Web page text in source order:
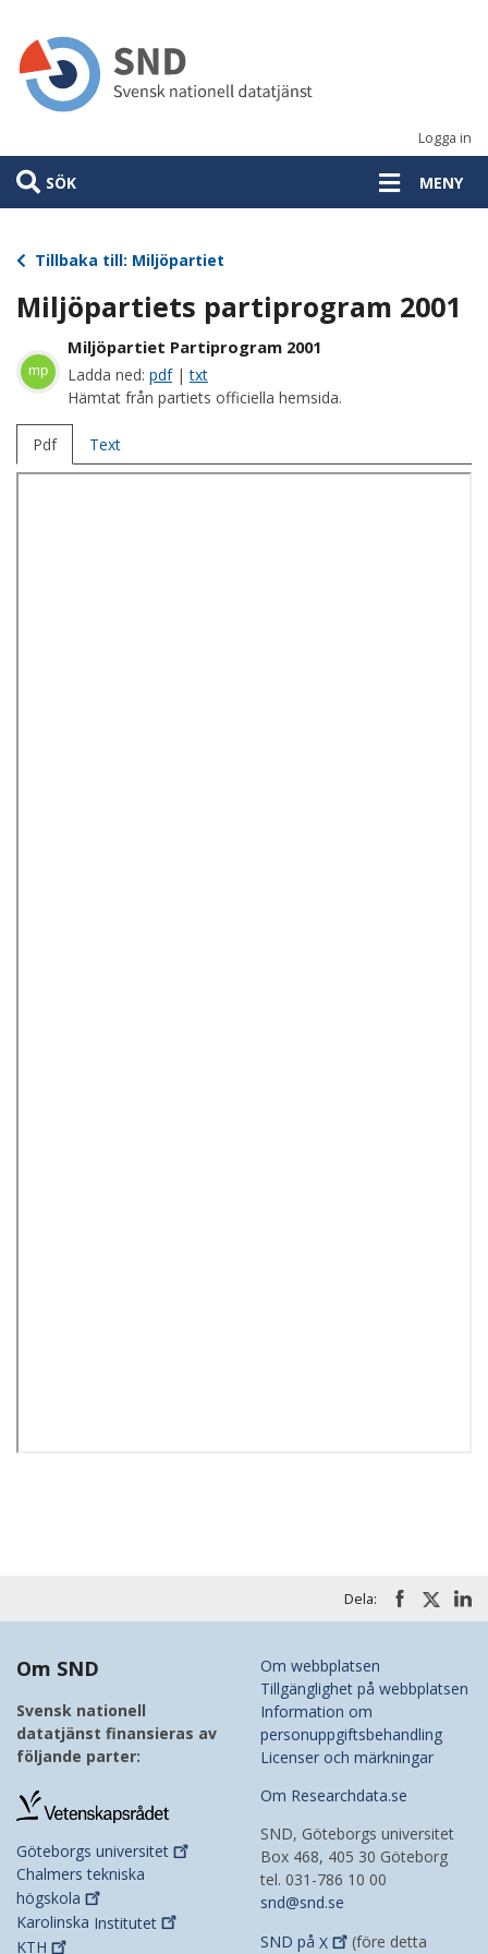
huvudinnehåll
Logga in
SÖK MENY
Tillbaka till: Miljöpartiet
Miljöpartiets partiprogram 2001
mp
Miljöpartiet Partiprogram 2001
Ladda ned: pdf|txt
Hämtat från partiets officiella hemsida.
Pdf Text
Dela:
Om SND
Svensk nationell
datatjänst finansieras av
följande parter:
Göteborgs universitet
Chalmers tekniska
högskola
Karolinska Institutet
KTH
Om webbplatsen
Tillgänglighet på webbplatsen
Information om
personuppgiftsbehandling
Licenser och märkningar
Om Researchdata.se
SND, Göteborgs universitet
Box 468, 405 30 Göteborg
tel. 031-786 10 00
snd@snd.se
SND på X (före detta